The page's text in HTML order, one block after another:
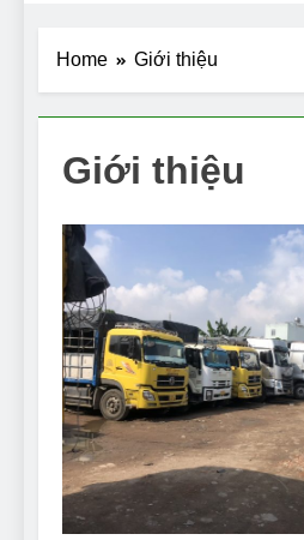
Home Giới thiệu
Giới thiệu